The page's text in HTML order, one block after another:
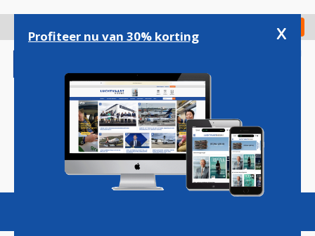
gaan
Check in
Magazine Podcasts Vacatures
Profiteer nu van 30% korting x